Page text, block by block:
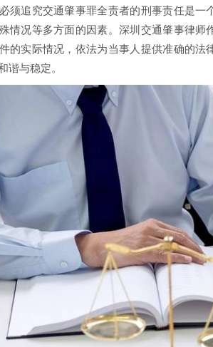
追究交通肇事罪全责者的刑事责任是一
情况等多方面的因素。深圳交通肇事律
的实际情况，依法为当事人提供准确的
谐与稳定。